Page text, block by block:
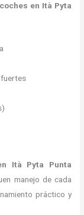
en Ità Pyta
Ità Pyta Punta
manejo de cada
práctico y